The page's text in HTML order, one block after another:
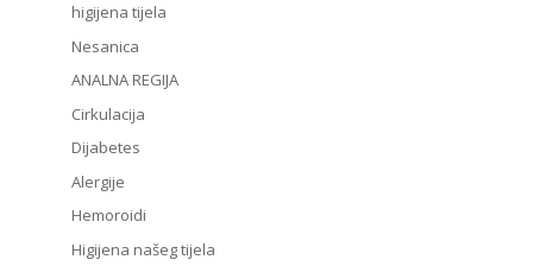
higijena tijela
Nesanica
ANALNA REGIJA
Cirkulacija
Dijabetes
Alergije
Hemoroidi
Higijena našeg tijela